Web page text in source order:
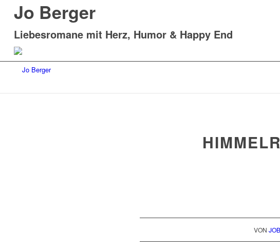
Jo Berger
Liebesromane mit Herz, Humor & Happy End
VON